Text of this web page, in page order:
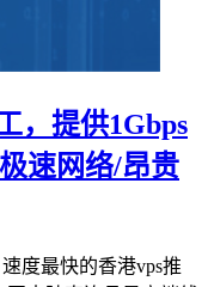
，提供1Gbps
速网络/昂贵
度最快的香港vps推